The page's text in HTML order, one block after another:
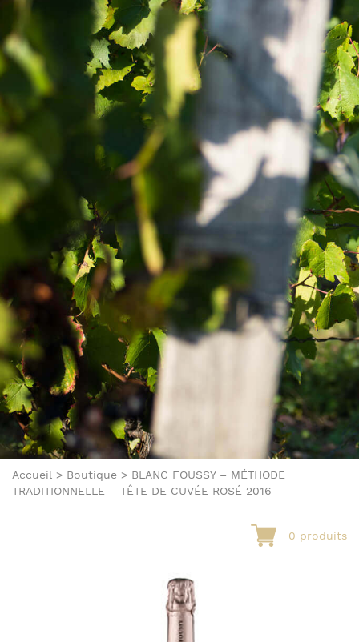
Accueil > Boutique > BLANC FOUSSY – MÉTHODE
TRADITIONNELLE – TÊTE DE CUVÉE ROSÉ 2016
0 produits